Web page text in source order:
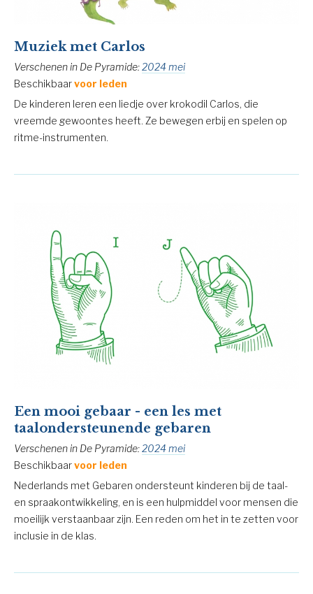
Muziek met Carlos
Verschenen in De Pyramide:2024 mei
Beschikbaarvoor leden
De kinderen leren een liedje over krokodil Carlos, die
vreemde gewoontes heeft. Ze bewegen erbij en spelen op
ritme-instrumenten.
Een mooi gebaar - een les met
taalondersteunende gebaren
Verschenen in De Pyramide:2024 mei
Beschikbaarvoor leden
Nederlands met Gebaren ondersteunt kinderen bij de taal-
en spraakontwikkeling, en is een hulpmiddel voor mensen die
moeilijk verstaanbaar zijn. Een reden om het in te zetten voor
inclusie in de klas.